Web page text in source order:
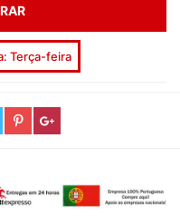
Terça-feira